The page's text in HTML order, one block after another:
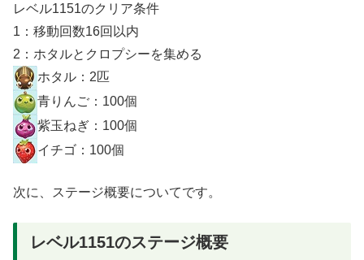
レベル1151のクリア条件
1：移動回数16回以内
2：ホタルとクロプシーを集める
ホタル：2匹
青りんご：100個
紫玉ねぎ：100個
イチゴ：100個
次に、ステージ概要についてです。
レベル1151のステージ概要